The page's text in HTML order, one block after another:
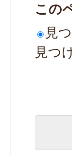
この
見
見つ